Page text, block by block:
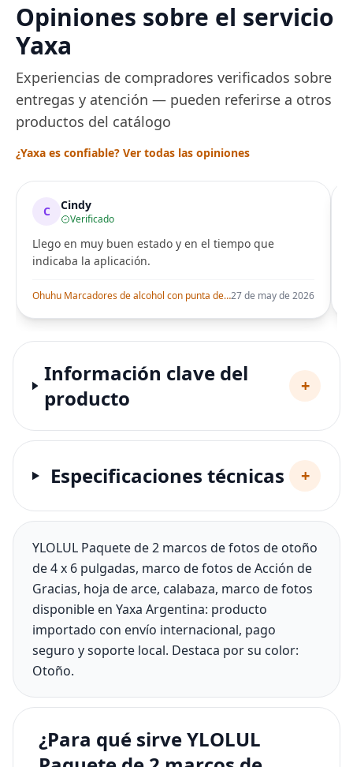
Opiniones sobre el servicio
Yaxa
Experiencias de compradores verificados sobre
entregas y atención — pueden referirse a otros
productos del catálogo
¿Yaxa es confiable? Ver todas las opiniones
C Cindy
Verificado
Llego en muy buen estado y en el tiempo que
indicaba la aplicación.
Ohuhu Marcadores de alcohol con punta de pincel – Juego de marcadores artísticos de doble punta con certificación AP para artistas adultos27 de may de 2026
Información clave del
producto
+
Especificaciones técnicas +
YLOLUL Paquete de 2 marcos de fotos de otoño
de 4 x 6 pulgadas, marco de fotos de Acción de
Gracias, hoja de arce, calabaza, marco de fotos
disponible en Yaxa Argentina: producto
importado con envío internacional, pago
seguro y soporte local. Destaca por su color:
Otoño.
¿Para qué sirve YLOLUL